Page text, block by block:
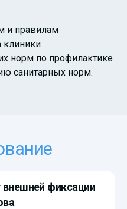
и правилам
клиники
норм по профилактике
санитарных норм.
внешней фиксации